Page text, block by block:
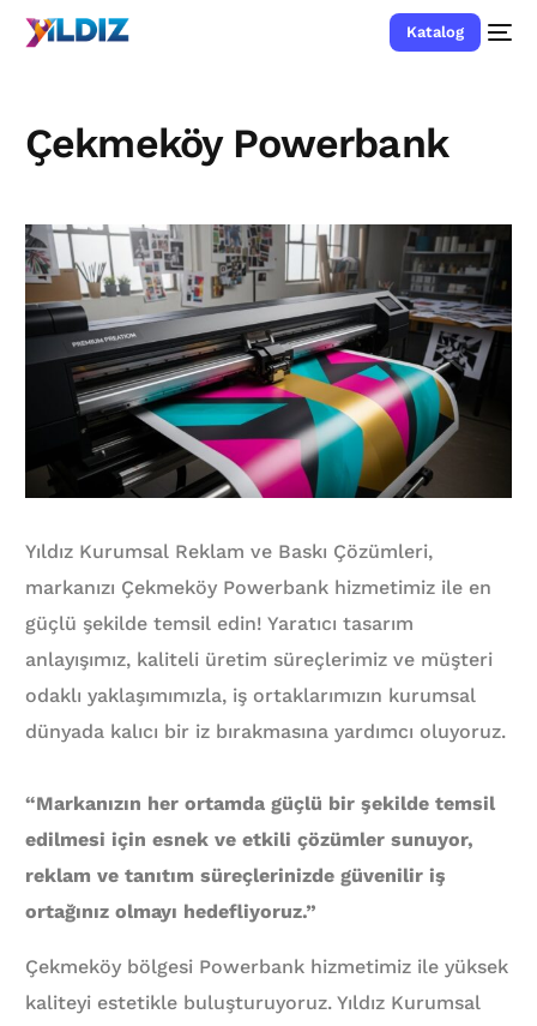
Katalog
Çekmeköy Powerbank
Yıldız Kurumsal Reklam ve Baskı Çözümleri,
markanızı Çekmeköy Powerbank hizmetimiz ile en
güçlü şekilde temsil edin! Yaratıcı tasarım
anlayışımız, kaliteli üretim süreçlerimiz ve müşteri
odaklı yaklaşımımızla, iş ortaklarımızın kurumsal
dünyada kalıcı bir iz bırakmasına yardımcı oluyoruz.
“Markanızın her ortamda güçlü bir şekilde temsil
edilmesi için esnek ve etkili çözümler sunuyor,
reklam ve tanıtım süreçlerinizde güvenilir iş
ortağınız olmayı hedefliyoruz.”
Çekmeköy bölgesi Powerbank hizmetimiz ile yüksek
kaliteyi estetikle buluşturuyoruz. Yıldız Kurumsal